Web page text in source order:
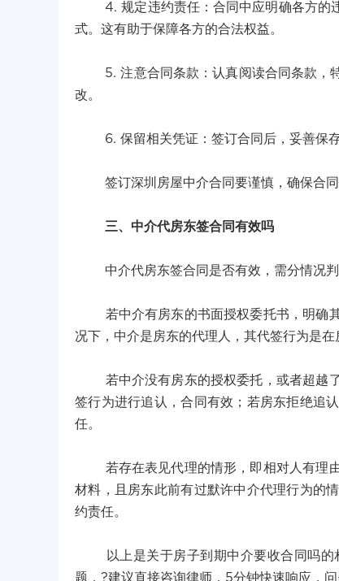
4. 规定违约责任：合同中应明确各方的违
式。这有助于保障各方的合法权益。
5. 注意合同条款：认真阅读合同条款，特
改。
6. 保留相关凭证：签订合同后，妥善保存
签订深圳房屋中介合同要谨慎，确保合同
三、中介代房东签合同有效吗
中介代房东签合同是否有效，需分情况判
若中介有房东的书面授权委托书，明确其
况下，中介是房东的代理人，其代签行为是
若中介没有房东的授权委托，或者超越了
签行为进行追认，合同有效；若房东拒绝追
任。
若存在表见代理的情形，即相对人有理由
材料，且房东此前有过默许中介代理行为的
约责任。
以上是关于房子到期中介要收合同吗的相
题，?建议直接咨询律师，5分钟快速响应，问